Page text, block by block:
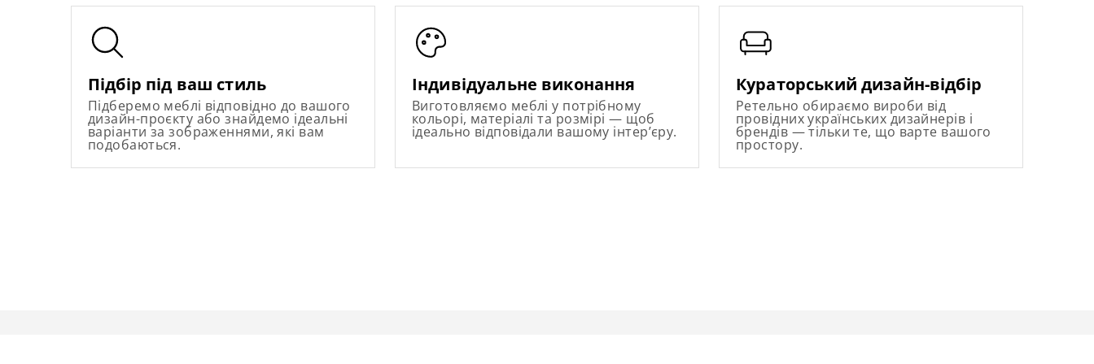
Підбір під ваш стиль
Підберемо меблі відповідно до вашого
дизайн-проєкту або знайдемо ідеальні
варіанти за зображеннями, які вам
подобаються.
Індивідуальне виконання
Виготовляємо меблі у потрібному
кольорі, матеріалі та розмірі — щоб
ідеально відповідали вашому інтер’єру.
Кураторський дизайн-відбір
Ретельно обираємо вироби від
провідних українських дизайнерів і
брендів — тільки те, що варте вашого
простору.